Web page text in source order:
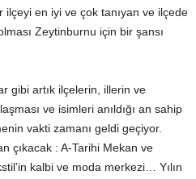
en iyi ve çok tanıyan ve ilçede
Zeytinburnu için bir şansı
gibi artık ilçelerin, illerin ve
ve isimleri anıldığı an sahip
vakti zamanı geldi geçiyor.
çıkacak : A-Tarihi Mekan ve
kalbi ve moda merkezi… Yılın